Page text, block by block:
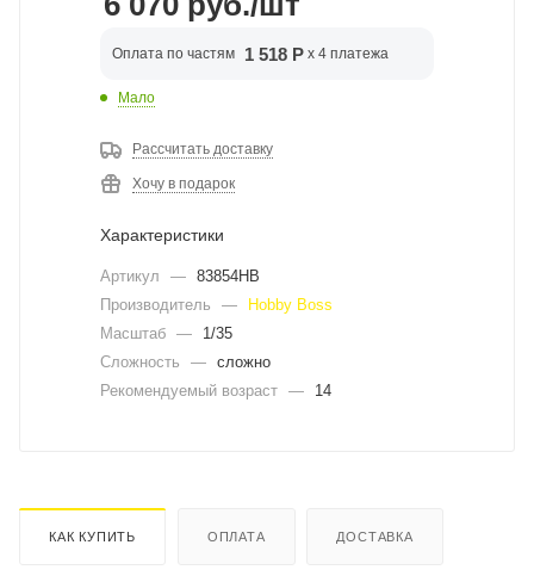
Оплата по частям 1 518 Р x 4 платежа
Мало
Рассчитать доставку
Хочу в подарок
Характеристики
Артикул — 83854HB
Производитель
—
Hobby Boss
Масштаб —
1/35
Сложность
— сложно
Рекомендуемый возраст — 14
КАК КУПИТЬ ОПЛАТА ДОСТАВКА